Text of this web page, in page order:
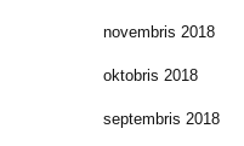
novembris 2018
oktobris 2018
septembris 2018